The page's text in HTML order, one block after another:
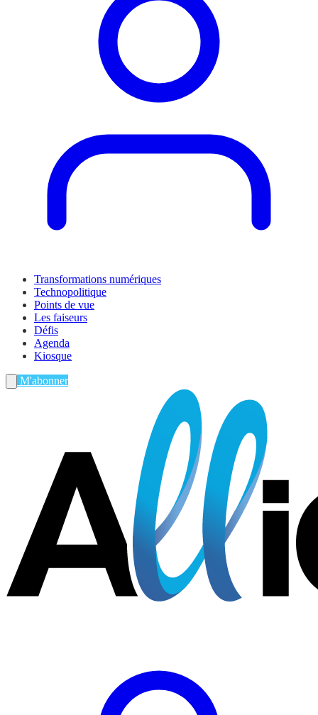
Transformations numériques
Technopolitique
Points de vue
Les faiseurs
Défis
Agenda
Kiosque
M'abonner